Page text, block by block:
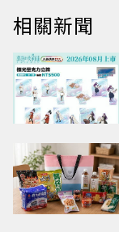
相關新聞